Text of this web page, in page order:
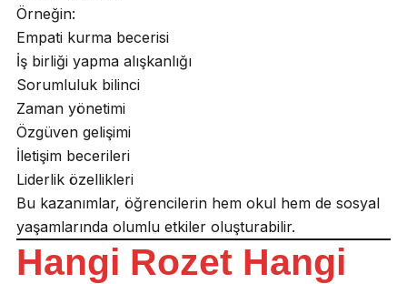
Örneğin:
Empati kurma becerisi
İş birliği yapma alışkanlığı
Sorumluluk bilinci
Zaman yönetimi
Özgüven gelişimi
İletişim becerileri
Liderlik özellikleri
Bu kazanımlar, öğrencilerin hem okul hem de sosyal
yaşamlarında olumlu etkiler oluşturabilir.
Hangi Rozet Hangi